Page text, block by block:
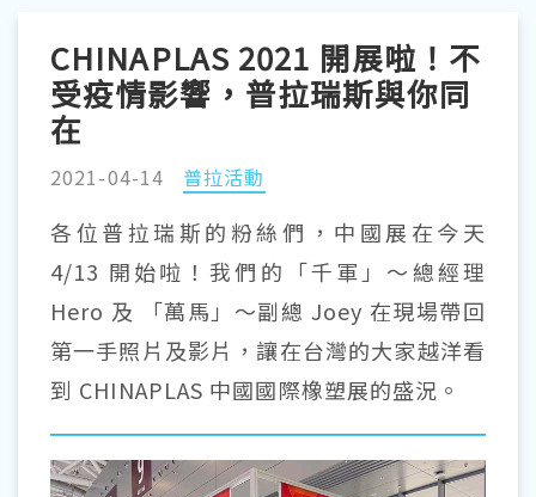
CHINAPLAS 2021 開展啦！不
受疫情影響，普拉瑞斯與你同
在
2021-04-14 普拉活動
各位普拉瑞斯的粉絲們，中國展在今天
4/13 開始啦！我們的「千軍」～總經理
Hero 及 「萬馬」～副總 Joey 在現場帶回
第一手照片及影片，讓在台灣的大家越洋看
到 CHINAPLAS 中國國際橡塑展的盛況。